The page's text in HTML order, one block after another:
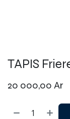
TAPIS
20 000,00 Ar